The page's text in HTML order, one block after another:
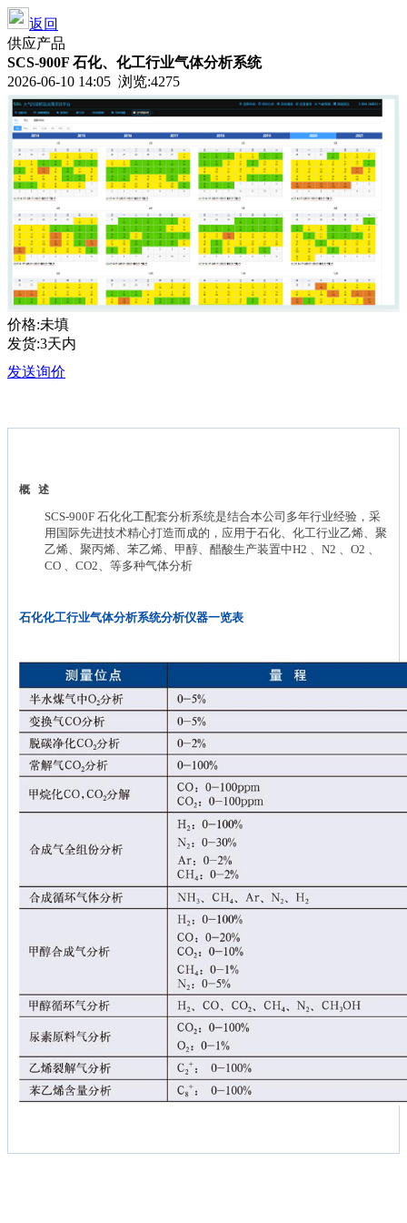
返回
供应产品
SCS-900F 石化、化工行业气体分析系统
2026-06-10 14:05 浏览:4275
价格:未填
发货:3天内
发送询价
概 述
SCS-900F 石化化工配套分析系统是结合本公司多年行业经验， 采
用国际先进技术精心打造而成的，应用于石化、化工行业乙烯、聚
乙烯、聚丙烯、 苯乙烯、甲醇、醋酸生产装置中H2 、 N2 、 O2 、
CO 、 CO2、 等多种气体分析
石化化工行业气体分析系统分析仪器一览表